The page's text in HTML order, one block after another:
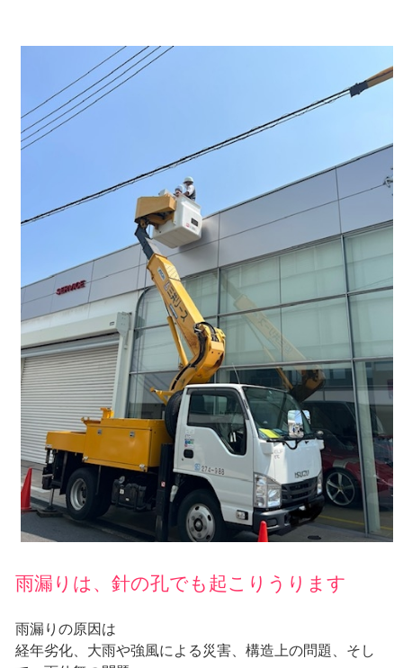
雨漏りは、針の孔でも起こりうります
雨漏りの原因は
経年劣化、大雨や強風による災害、構造上の問題、そし